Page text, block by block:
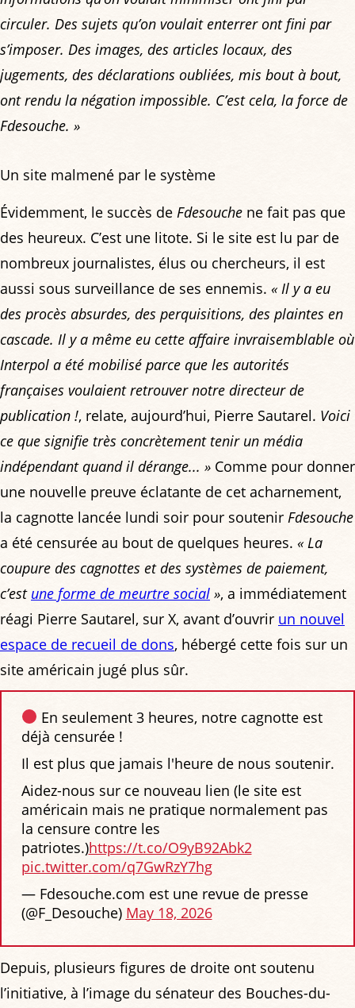
circuler. Des sujets qu’on voulait enterrer ont fini par
s’imposer. Des images, des articles locaux, des
jugements, des déclarations oubliées, mis bout à bout,
ont rendu la négation impossible. C’est cela, la force de
Fdesouche. »
Un site malmené par le système
Évidemment, le succès de Fdesouche ne fait pas que
des heureux. C’est une litote. Si le site est lu par de
nombreux journalistes, élus ou chercheurs, il est
aussi sous surveillance de ses ennemis. « Il y a eu
des procès absurdes, des perquisitions, des plaintes en
cascade. Il y a même eu cette affaire invraisemblable où
Interpol a été mobilisé parce que les autorités
françaises voulaient retrouver notre directeur de
publication !, relate, aujourd’hui, Pierre Sautarel. Voici
ce que signifie très concrètement tenir un média
indépendant quand il dérange... » Comme pour donner
une nouvelle preuve éclatante de cet acharnement,
la cagnotte lancée lundi soir pour soutenir Fdesouche
a été censurée au bout de quelques heures. « La
coupure des cagnottes et des systèmes de paiement,
c’est une forme de meurtre social », a immédiatement
réagi Pierre Sautarel, sur X, avant d’ouvrir un nouvel
espace de recueil de dons, hébergé cette fois sur un
site américain jugé plus sûr.
En seulement 3 heures, notre cagnotte est
déjà censurée !
Il est plus que jamais l'heure de nous soutenir.
Aidez-nous sur ce nouveau lien (le site est
américain mais ne pratique normalement pas
la censure contre les
patriotes.)https://t.co/O9yB92Abk2
pic.twitter.com/q7GwRzY7hg
— Fdesouche.com est une revue de presse
(@F_Desouche) May 18, 2026
Depuis, plusieurs figures de droite ont soutenu
l’initiative, à l’image du sénateur des Bouches-du-